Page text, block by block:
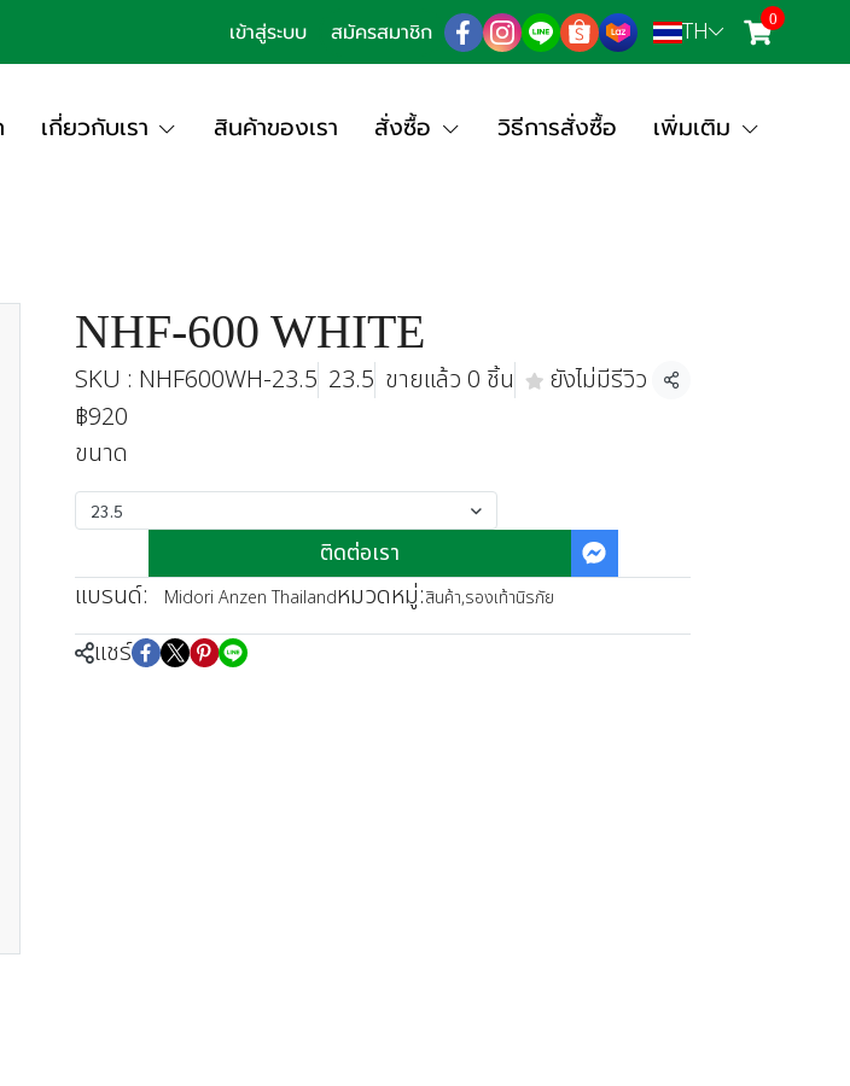
เข้าสู่ระบบ สมัครสมาชิก TH 0
เกี่ยวกับเรา สินค้าของเรา สั่งซื้อ วิธีการสั่งซื้อ เพิ่มเติม
NHF-600 WHITE
SKU : NHF600WH-23.5 23.5 ขายแล้ว 0 ชิ้น ยังไม่มีรีวิว แชร์
฿920
ขนาด
23.5
ติดต่อเรา
แบรนด์: Midori Anzen Thailandหมวดหมู่:สินค้า,รองเท้านิรภัย
แชร์